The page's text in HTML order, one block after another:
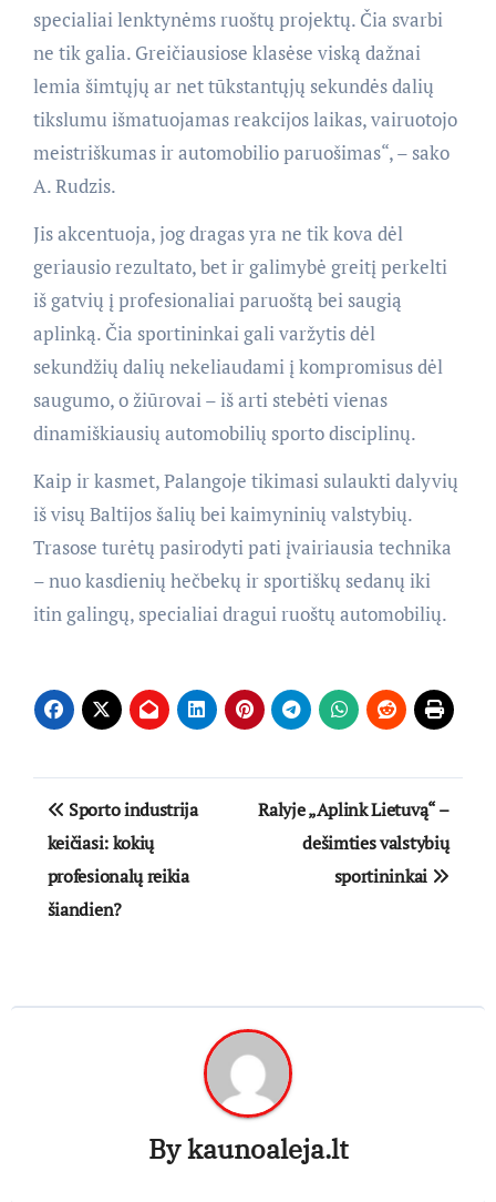
specialiai lenktynėms ruoštų projektų. Čia svarbi
ne tik galia. Greičiausiose klasėse viską dažnai
lemia šimtųjų ar net tūkstantųjų sekundės dalių
tikslumu išmatuojamas reakcijos laikas, vairuotojo
meistriškumas ir automobilio paruošimas“, – sako
A. Rudzis.
Jis akcentuoja, jog dragas yra ne tik kova dėl
geriausio rezultato, bet ir galimybė greitį perkelti
iš gatvių į profesionaliai paruoštą bei saugią
aplinką. Čia sportininkai gali varžytis dėl
sekundžių dalių nekeliaudami į kompromisus dėl
saugumo, o žiūrovai – iš arti stebėti vienas
dinamiškiausių automobilių sporto disciplinų.
Kaip ir kasmet, Palangoje tikimasi sulaukti dalyvių
iš visų Baltijos šalių bei kaimyninių valstybių.
Trasose turėtų pasirodyti pati įvairiausia technika
– nuo kasdienių hečbekų ir sportiškų sedanų iki
itin galingų, specialiai dragui ruoštų automobilių.
Navigacija
tarp
įrašų
Sporto industrija
keičiasi: kokių
profesionalų reikia
šiandien?
Ralyje „Aplink Lietuvą“ –
dešimties valstybių
sportininkai
Bykaunoaleja.lt